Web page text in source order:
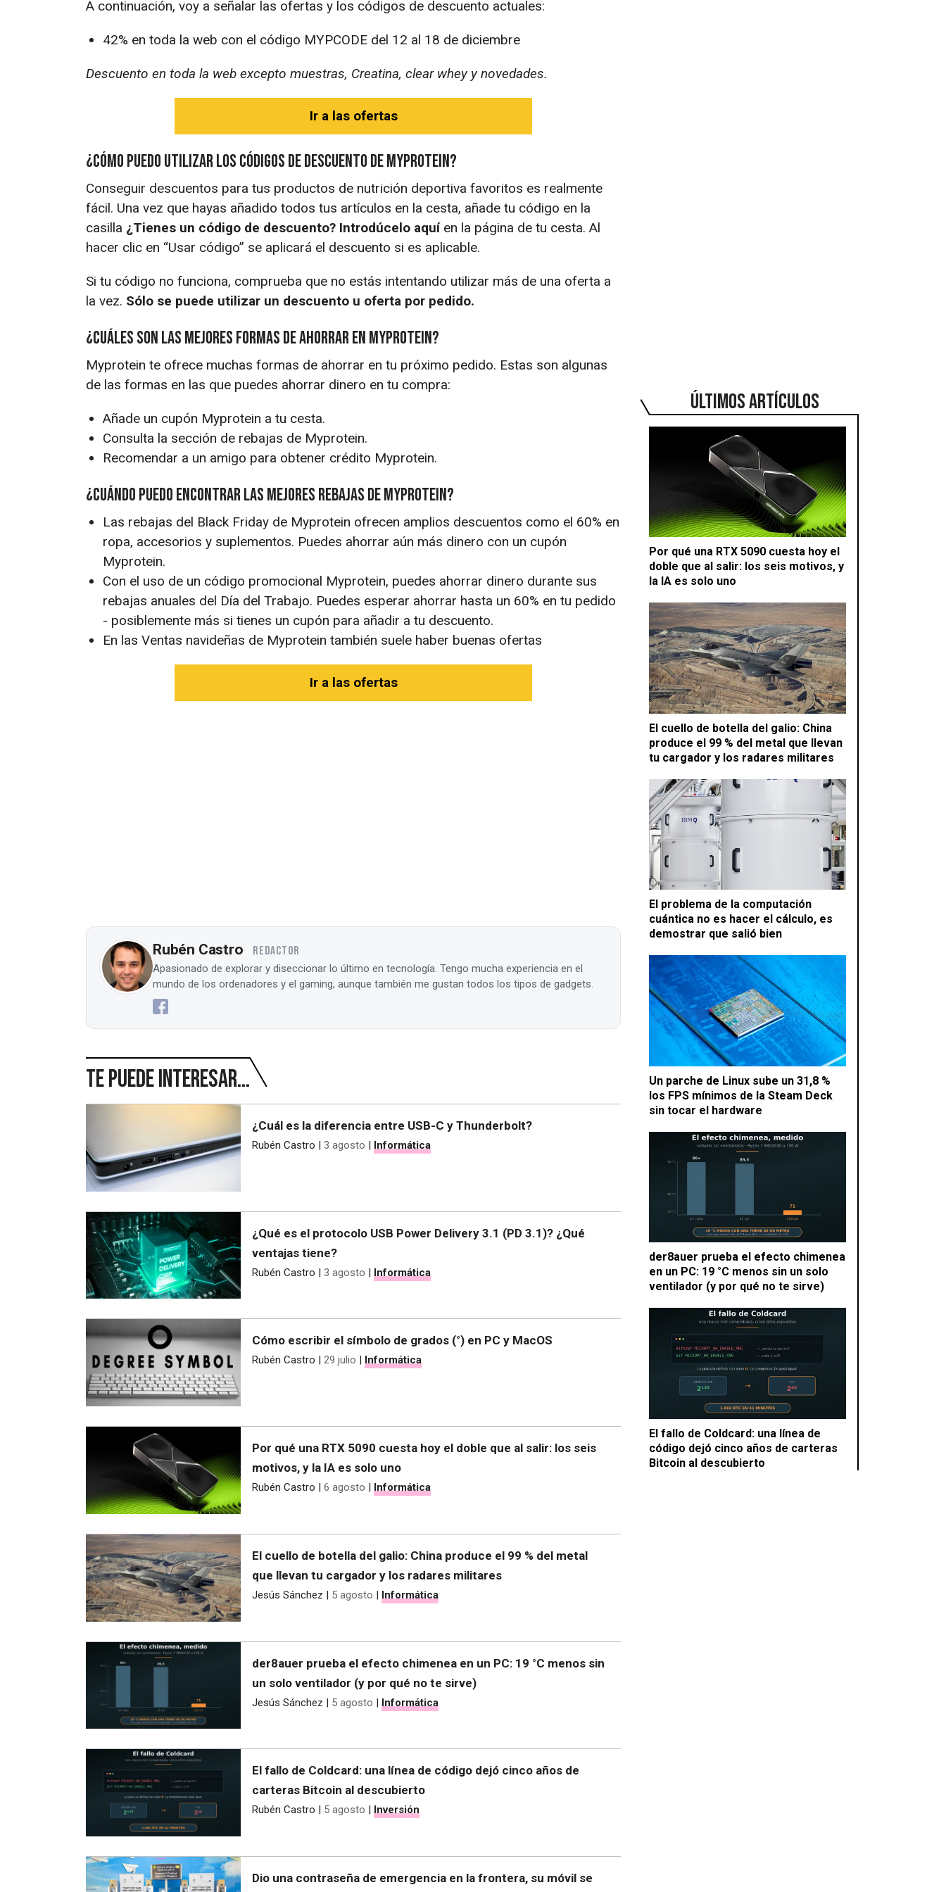
ÚLTIMOS ARTÍCULOS
Por qué una RTX 5090 cuesta hoy el
doble que al salir: los seis motivos, y
la IA es solo uno
El cuello de botella del galio: China
produce el 99 % del metal que llevan
tu cargador y los radares militares
El problema de la computación
cuántica no es hacer el cálculo, es
demostrar que salió bien
Un parche de Linux sube un 31,8 %
los FPS mínimos de la Steam Deck
sin tocar el hardware
der8auer prueba el efecto chimenea
en un PC: 19 °C menos sin un solo
ventilador (y por qué no te sirve)
El fallo de Coldcard: una línea de
código dejó cinco años de carteras
Bitcoin al descubierto
A continuación, voy a señalar las ofertas y los códigos de descuento actuales:
42% en toda la web con el código MYPCODE del 12 al 18 de diciembre
Descuento en toda la web excepto muestras, Creatina, clear whey y novedades.
Ir a las ofertas
¿Cómo puedo utilizar los códigos de descuento de Myprotein?
Conseguir descuentos para tus productos de nutrición deportiva favoritos es realmente
fácil. Una vez que hayas añadido todos tus artículos en la cesta, añade tu código en la
casilla ¿Tienes un código de descuento? Introdúcelo aquíen la página de tu cesta. Al
hacer clic en “Usar código” se aplicará el descuento si es aplicable.
Si tu código no funciona, comprueba que no estás intentando utilizar más de una oferta a
la vez. Sólo se puede utilizar un descuento u oferta por pedido.
¿Cuáles son las mejores formas de ahorrar en Myprotein?
Myprotein te ofrece muchas formas de ahorrar en tu próximo pedido. Estas son algunas
de las formas en las que puedes ahorrar dinero en tu compra:
Añade un cupón Myprotein a tu cesta.
Consulta la sección de rebajas de Myprotein.
Recomendar a un amigo para obtener crédito Myprotein.
¿Cuándo puedo encontrar las mejores rebajas de Myprotein?
Las rebajas del Black Friday de Myprotein ofrecen amplios descuentos como el 60% en
ropa, accesorios y suplementos. Puedes ahorrar aún más dinero con un cupón
Myprotein.
Con el uso de un código promocional Myprotein, puedes ahorrar dinero durante sus
rebajas anuales del Día del Trabajo. Puedes esperar ahorrar hasta un 60% en tu pedido
- posiblemente más si tienes un cupón para añadir a tu descuento.
En las Ventas navideñas de Myprotein también suele haber buenas ofertas
Ir a las ofertas
Rubén Castro REDACTOR
Apasionado de explorar y diseccionar lo último en tecnología. Tengo mucha experiencia en el
mundo de los ordenadores y el gaming, aunque también me gustan todos los tipos de gadgets.
Te puede interesar...
¿Cuál es la diferencia entre USB-C y Thunderbolt?
Rubén Castro | 3 agosto | Informática
¿Qué es el protocolo USB Power Delivery 3.1 (PD 3.1)? ¿Qué
ventajas tiene?
Rubén Castro | 3 agosto | Informática
Cómo escribir el símbolo de grados (°) en PC y MacOS
Rubén Castro | 29 julio | Informática
Por qué una RTX 5090 cuesta hoy el doble que al salir: los seis
motivos, y la IA es solo uno
Rubén Castro | 6 agosto | Informática
El cuello de botella del galio: China produce el 99 % del metal
que llevan tu cargador y los radares militares
Jesús Sánchez | 5 agosto | Informática
der8auer prueba el efecto chimenea en un PC: 19 °C menos sin
un solo ventilador (y por qué no te sirve)
Jesús Sánchez | 5 agosto | Informática
El fallo de Coldcard: una línea de código dejó cinco años de
carteras Bitcoin al descubierto
Rubén Castro | 5 agosto | Inversión
Dio una contraseña de emergencia en la frontera, su móvil se